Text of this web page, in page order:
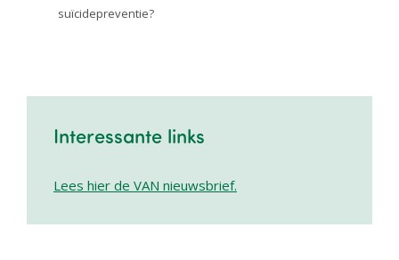
suïcidepreventie?
Interessante links
Lees hier de VAN nieuwsbrief.